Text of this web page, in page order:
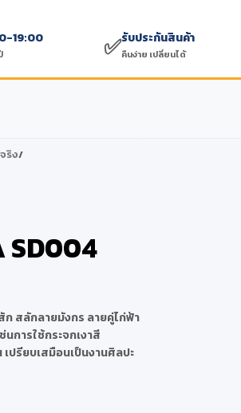
19:00 ✅รับประกันสินค้า
คืนง่าย เปลี่ยนได้
ริง/
SD004
ก สลักลายมังกร ลายคู่ไก่ฟ้า
การใช้กระจกเงาสี
ปรียบเสมือนเป็นงานศิลปะ